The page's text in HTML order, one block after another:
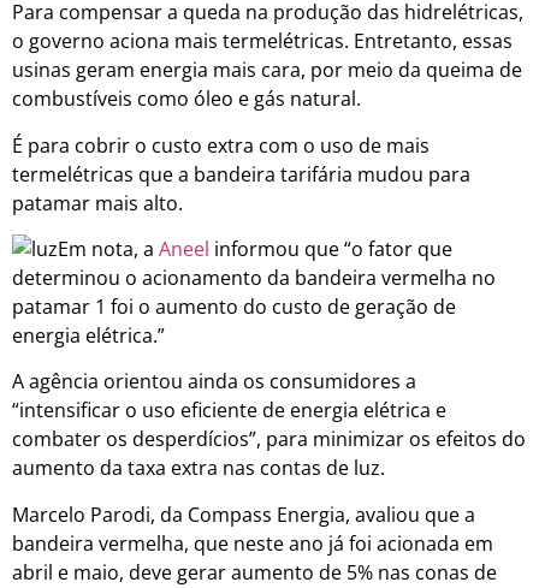
Para compensar a queda na produção das hidrelétricas,
o governo aciona mais termelétricas. Entretanto, essas
usinas geram energia mais cara, por meio da queima de
combustíveis como óleo e gás natural.
É para cobrir o custo extra com o uso de mais
termelétricas que a bandeira tarifária mudou para
patamar mais alto.
Em nota, a Aneel informou que “o fator que
determinou o acionamento da bandeira vermelha no
patamar 1 foi o aumento do custo de geração de
energia elétrica.”
A agência orientou ainda os consumidores a
“intensificar o uso eficiente de energia elétrica e
combater os desperdícios”, para minimizar os efeitos do
aumento da taxa extra nas contas de luz.
Marcelo Parodi, da Compass Energia, avaliou que a
bandeira vermelha, que neste ano já foi acionada em
abril e maio, deve gerar aumento de 5% nas conas de